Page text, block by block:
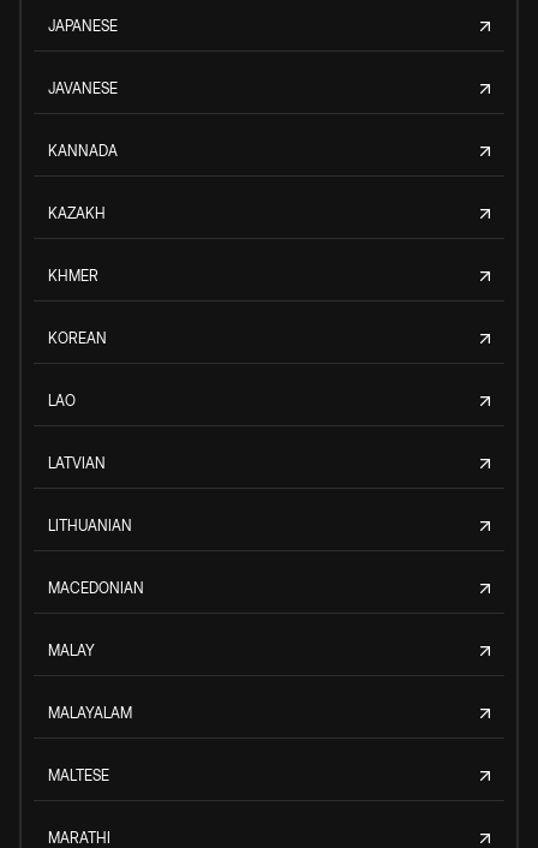
JAPANESE
JAVANESE
KANNADA
KAZAKH
KHMER
KOREAN
LAO
LATVIAN
LITHUANIAN
MACEDONIAN
MALAY
MALAYALAM
MALTESE
MARATHI